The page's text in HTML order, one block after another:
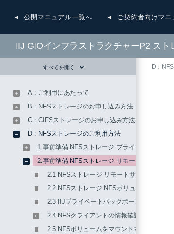
公開マニュアル一覧へ ご契約者向けマニ
IIJ GIOインフラストラクチャーP2 ス
D：
すべてを開く
A：ご利用にあたって
B：NFSストレージのお申し込み方法
C：CIFSストレージのお申し込み方法
D：NFSストレージのご利用方法
1.事前準備 NFSストレージ プライマリサイト
2.事前準備 NFSストレージ リモートサイト
2.1 NFSストレージ リモートサイトNFSサ
2.2 NFSストレージ NFSボリュームの情報
2.3 IIJプライベートバックボーンサービス
2.4 NFSクライアントの情報確認
2.5 NFSボリュームをマウントするディレク